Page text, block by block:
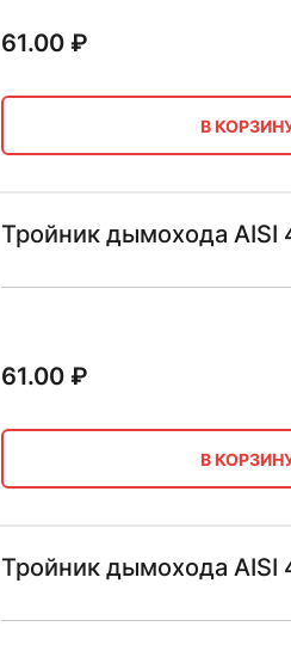
61.00₽
В
Тройник дымохода AISI
61.00₽
В
Тройник дымохода AISI